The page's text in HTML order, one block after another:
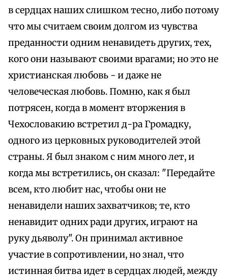
в сердцах наших слишком тесно, либо потому
что мы считаем своим долгом из чувства
преданности одним ненавидеть других, тех,
кого они называют своими врагами; но это не
христианская любовь - и даже не
человеческая любовь. Помню, как я был
потрясен, когда в момент вторжения в
Чехословакию встретил д-ра Громадку,
одного из церковных руководителей этой
страны. Я был знаком с ним много лет, и
когда мы встретились, он сказал: "Передайте
всем, кто любит нас, чтобы они не
ненавидели наших захватчиков; те, кто
ненавидит одних ради других, играют на
руку дьяволу". Он принимал активное
участие в сопротивлении, но знал, что
истинная битва идет в сердцах людей, между